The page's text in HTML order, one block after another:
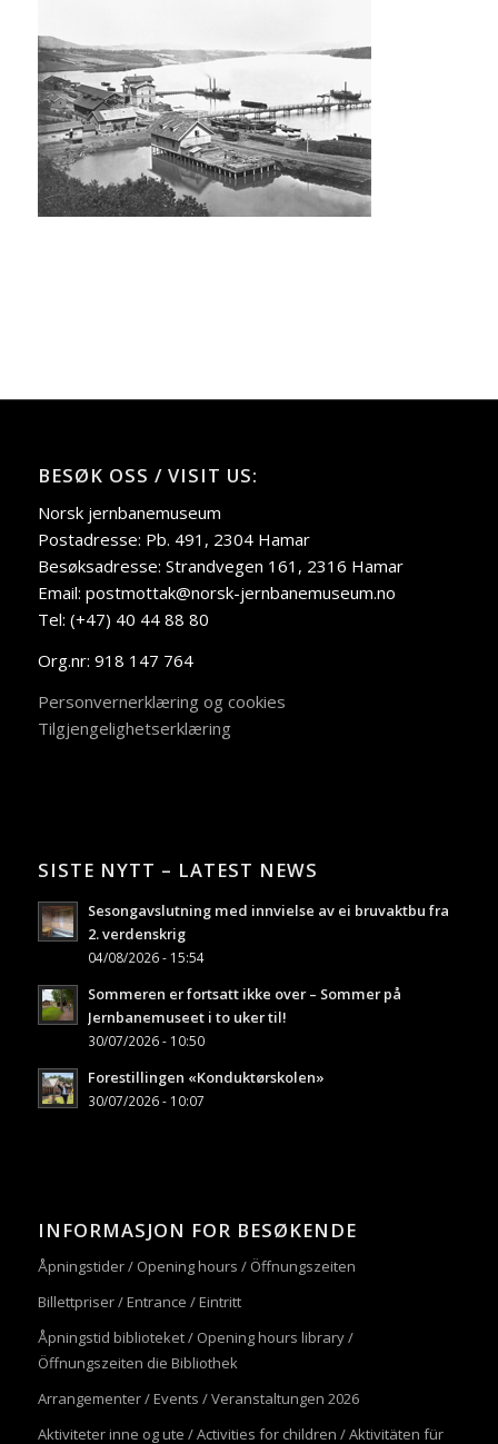
BESØK OSS / VISIT US:
Norsk jernbanemuseum
Postadresse: Pb. 491, 2304 Hamar
Besøksadresse: Strandvegen 161, 2316 Hamar
Email: postmottak@norsk-jernbanemuseum.no
Tel: (+47) 40 44 88 80
Org.nr: 918 147 764
Personvernerklæring og cookies
Tilgjengelighetserklæring
SISTE NYTT – LATEST NEWS
Sesongavslutning med innvielse av ei bruvaktbu fra
2. verdenskrig
04/08/2026 - 15:54
Sommeren er fortsatt ikke over – Sommer på
Jernbanemuseet i to uker til!
30/07/2026 - 10:50
Forestillingen «Konduktørskolen»
30/07/2026 - 10:07
INFORMASJON FOR BESØKENDE
Åpningstider / Opening hours / Öffnungszeiten
Billettpriser / Entrance / Eintritt
Åpningstid biblioteket / Opening hours library /
Öffnungszeiten die Bibliothek
Arrangementer / Events / Veranstaltungen 2026
Aktiviteter inne og ute / Activities for children / Aktivitäten für